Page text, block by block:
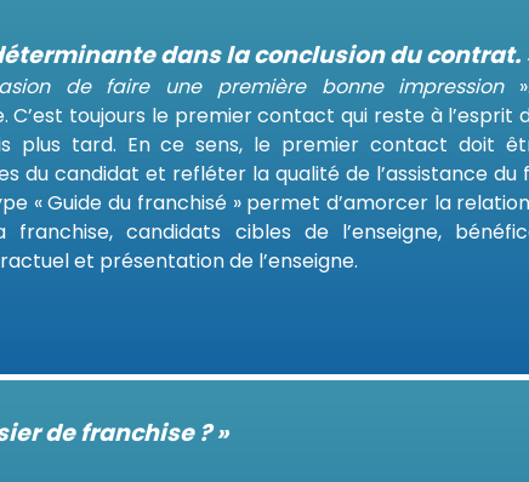
dans la conclusion du contrat.
de faire une première bonne impression
toujours le premier contact qui reste à l’esprit
plus tard. En ce sens, le premier contact doit
du candidat et refléter la qualité de l’assistance du
« Guide du franchisé » permet d’amorcer la
candidats cibles de l’enseigne,
et présentation de l’enseigne.
de franchise ? »